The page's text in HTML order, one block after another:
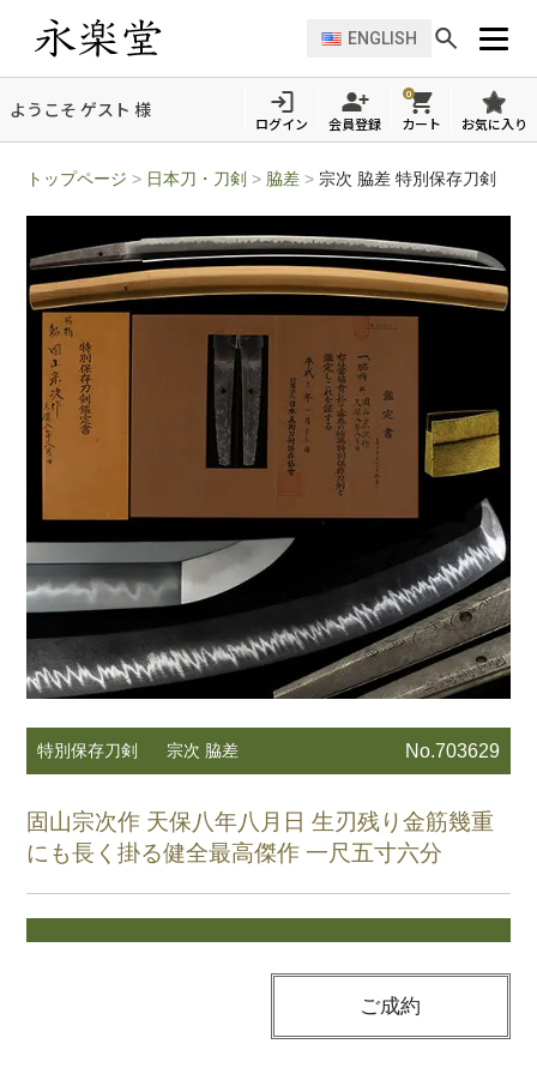
ENGLISH
ようこそ ゲスト 様
ログイン 会員登録
0
カート お気に入り
トップページ > 日本刀・刀剣 > 脇差 > 宗次 脇差 特別保存刀剣
特別保存刀剣 宗次 脇差 No.703629
固山宗次作 天保八年八月日 生刃残り金筋幾重
にも長く掛る健全最高傑作 一尺五寸六分
ご成約